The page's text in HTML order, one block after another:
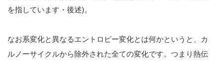
を指しています・後述)。
なお系変化と異なるエントロピー変化とは何かというと、カ
ルノーサイクルから除外された全ての変化です。つまり熱伝